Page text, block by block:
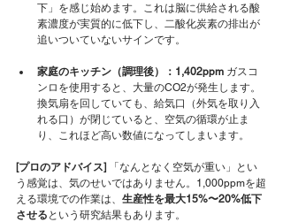
下」を感じ始めます。これは脳に供給される酸
素濃度が実質的に低下し、二酸化炭素の排出が
追いついていないサインです。
家庭のキッチン（調理後）：1,402ppm ガスコ
ンロを使用すると、大量のCO2が発生します。
換気扇を回していても、給気口（外気を取り入
れる口）が閉じていると、空気の循環が止ま
り、これほど高い数値になってしまいます。
[プロのアドバイス] 「なんとなく空気が重い」とい
う感覚は、気のせいではありません。1,000ppmを超
える環境での作業は、 生産性を最大15%〜20%低下
させる という研究結果もあります。